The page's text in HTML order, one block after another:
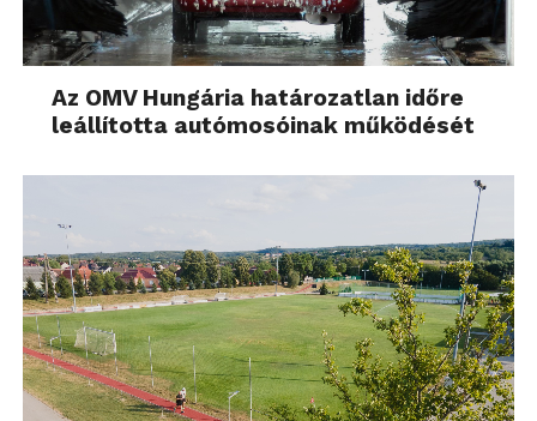
Az OMV Hungária határozatlan időre
leállította autómosóinak működését